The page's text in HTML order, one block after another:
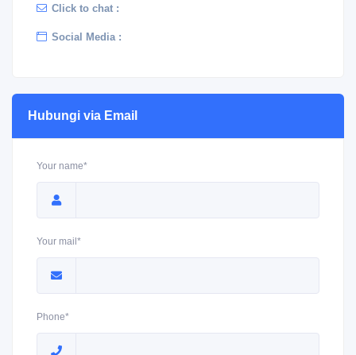
Click to chat :
Social Media :
Hubungi via Email
Your name*
Your mail*
Phone*